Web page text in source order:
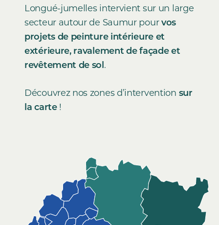
Longué-jumelles intervient sur un large
secteur autour de Saumur pourvos
projets de peinture intérieure et
extérieure, ravalement de façade et
revêtement de sol.
Découvrez nos zones d’intervention sur
la carte!